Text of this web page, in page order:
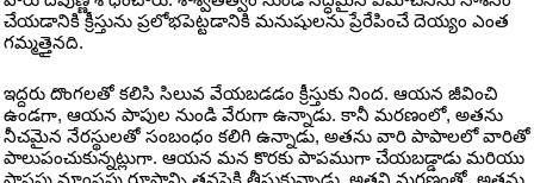
చేయడానికి క్రీస్తును ప్రలోభపెట్టడానికి మనుషులను ప్రేరేపించే దెయ్యం ఎంత
గమ్మత్తైనది.
ఇద్దరు దొంగలతో కలిసి సిలువ వేయబడడం క్రీస్తుకు నింద. ఆయన జీవించి
ఉండగా, ఆయన పాపుల నుండి వేరుగా ఉన్నాడు. కానీ మరణంలో, అతను
నీచమైన నేరస్థులతో సంబంధం కలిగి ఉన్నాడు, అతను వారి పాపాలలో వారితో
పాలుపంచుకున్నట్లుగా. ఆయన మన కొరకు పాపముగా చేయబడ్డాడు మరియు
పాపపు మాంసపు రూపాన్ని తనపైకి తీసుకున్నాడు. అతని మరణంతో, అతను